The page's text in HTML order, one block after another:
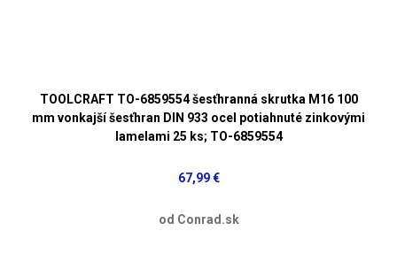
TOOLCRAFT TO-6859554 šesťhranná skrutka M16 100
mm vonkajší šesťhran DIN 933 ocel potiahnuté zinkovými
lamelami 25 ks; TO-6859554
67,99 €
od Conrad.sk